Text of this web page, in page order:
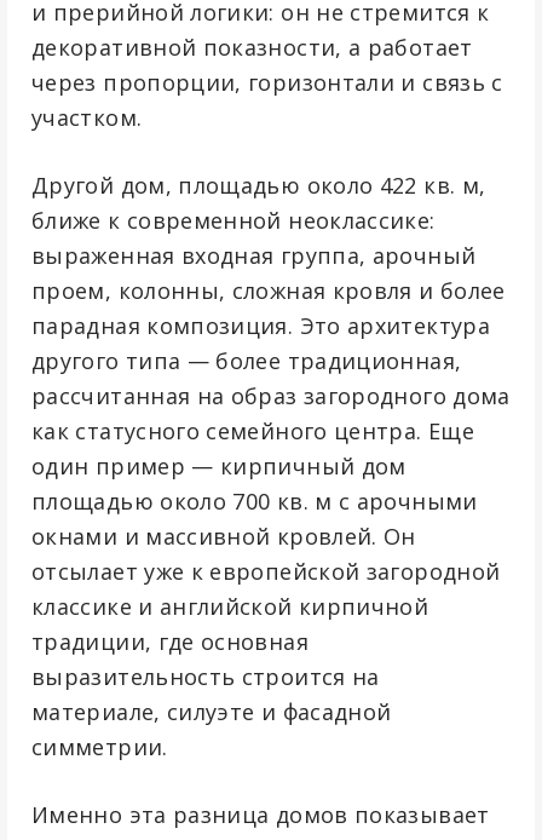
и прерийной логики: он не стремится к
декоративной показности, а работает
через пропорции, горизонтали и связь с
участком.
Другой дом, площадью около 422 кв. м,
ближе к современной неоклассике:
выраженная входная группа, арочный
проем, колонны, сложная кровля и более
парадная композиция. Это архитектура
другого типа — более традиционная,
рассчитанная на образ загородного дома
как статусного семейного центра. Еще
один пример — кирпичный дом
площадью около 700 кв. м с арочными
окнами и массивной кровлей. Он
отсылает уже к европейской загородной
классике и английской кирпичной
традиции, где основная
выразительность строится на
материале, силуэте и фасадной
симметрии.
Именно эта разница домов показывает